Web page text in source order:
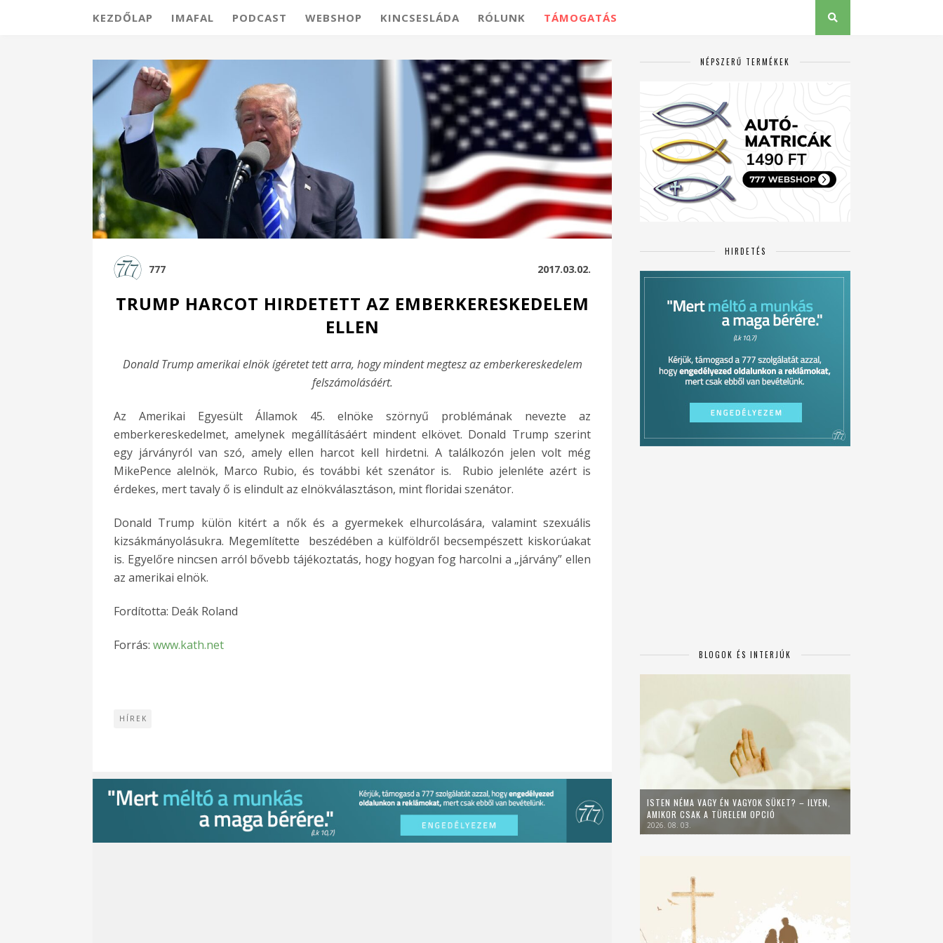
KEZDŐLAP IMAFAL PODCAST WEBSHOP KINCSESLÁDA RÓLUNK TÁMOGATÁS
777 2017.03.02.
TRUMP HARCOT HIRDETETT AZ EMBERKERESKEDELEM
ELLEN
Donald Trump amerikai elnök ígéretet tett arra, hogy mindent megtesz az emberkereskedelem
felszámolásáért.
Az Amerikai Egyesült Államok 45. elnöke szörnyű problémának nevezte az
emberkereskedelmet, amelynek megállításáért mindent elkövet. Donald Trump szerint
egy járványról van szó, amely ellen harcot kell hirdetni. A találkozón jelen volt még
MikePence alelnök, Marco Rubio, és további két szenátor is. Rubio jelenléte azért is
érdekes, mert tavaly ő is elindult az elnökválasztáson, mint floridai szenátor.
Donald Trump külön kitért a nők és a gyermekek elhurcolására, valamint szexuális
kizsákmányolásukra. Megemlítette beszédében a külföldről becsempészett kiskorúakat
is. Egyelőre nincsen arról bővebb tájékoztatás, hogy hogyan fog harcolni a „járvány” ellen
az amerikai elnök.
Fordította: Deák Roland
Forrás: www.kath.net
HÍREK
NÉPSZERŰ TERMÉKEK
HIRDETÉS
BLOGOK ÉS INTERJÚK
ISTEN NÉMA VAGY ÉN VAGYOK SÜKET? – ILYEN,
AMIKOR CSAK A TÜRELEM OPCIÓ
2026. 08. 03.